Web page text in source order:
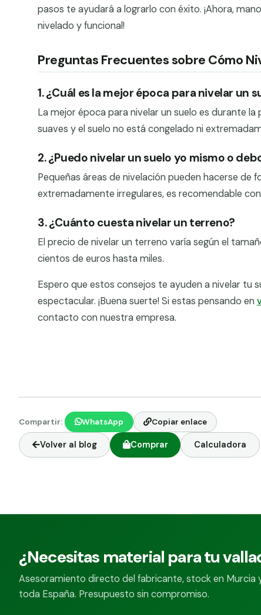
pasos te ayudará a lograrlo con éxito. ¡Ahora,
nivelado y funcional!
Preguntas Frecuentes sobre Cómo
1. ¿Cuál es la mejor época para nivelar un
La mejor época para nivelar un suelo es durante
suaves y el suelo no está congelado ni
2. ¿Puedo nivelar un suelo yo mismo o
Pequeñas áreas de nivelación pueden hacerse
extremadamente irregulares, es recomendable
3. ¿Cuánto cuesta nivelar un terreno?
El precio de nivelar un terreno varía según el
cientos de euros hasta miles.
Espero que estos consejos te ayuden a nivelar tu
espectacular. ¡Buena suerte! Si estas pensando en
contacto con nuestra empresa.
Compartir: WhatsApp Copiar enlace
Volver al blog Comprar Calculadora
¿Necesitas material para tu
Asesoramiento directo del fabricante, stock en Murcia
toda España. Presupuesto sin compromiso.